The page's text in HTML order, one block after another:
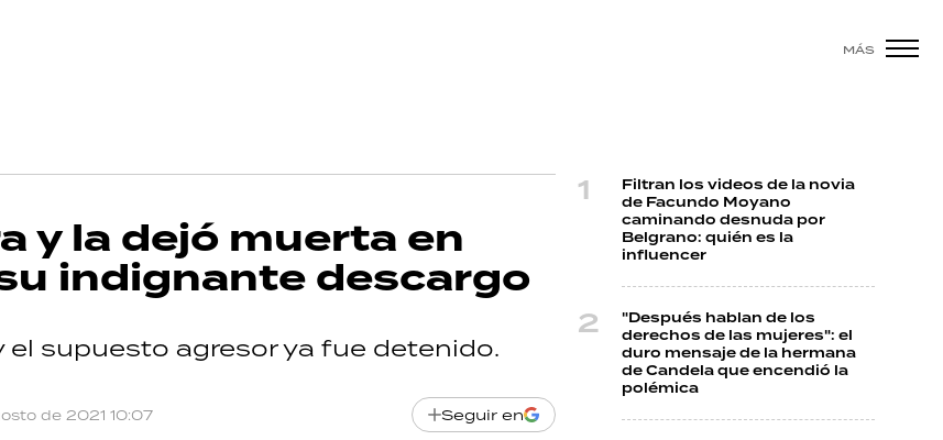
MÁS
y la dejó muerta en
indignante descargo
supuesto agresor ya fue detenido.
de 2021 10:07 Seguir en
Filtran los videos de la novia
de Facundo Moyano
caminando desnuda por
Belgrano: quién es la
influencer
"Después hablan de los
derechos de las mujeres": el
duro mensaje de la hermana
de Candela que encendió la
polémica